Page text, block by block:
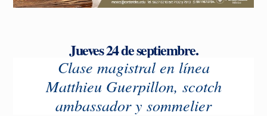
Jueves 24 de septiembre.
Clase magistral en línea
Matthieu Guerpillon, scotch
ambassador y sommelier